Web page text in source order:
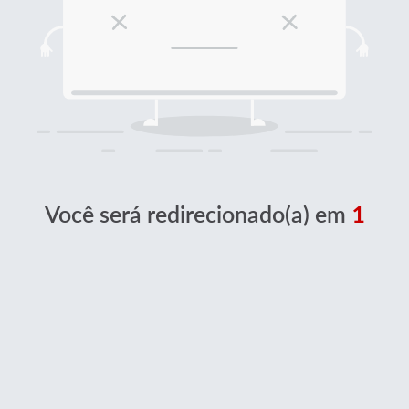
Você será redirecionado(a) em 1